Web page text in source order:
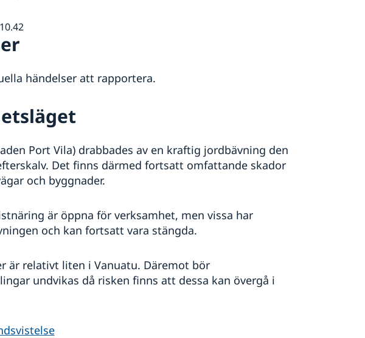
händelser att rapportera.
Port Vila) drabbades av en kraftig jordbävning den
Det finns därmed fortsatt omfattande skador
och byggnader.
är öppna för verksamhet, men vissa har
och kan fortsatt vara stängda.
är relativt liten i Vanuatu. Däremot bör
undvikas då risken finns att dessa kan övergå i